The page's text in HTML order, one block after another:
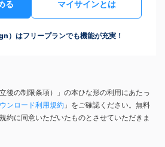
る マイサインとは
）はフリープランでも機能が充実！
後の制限条項）」の本ひな形の利用にあたっ
ンロード利用規約 」をご確認ください。無料
約に同意いただいたものとさせていただきま